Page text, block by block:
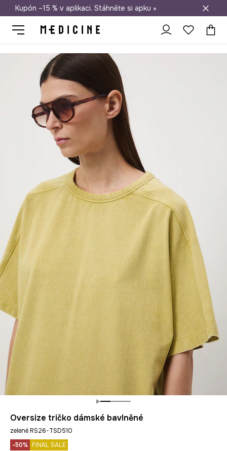
Doprava zdarma při nákupu nad 1 200 Kč
Kupón –15 % v aplikaci. Stáhněte si apku »
Oversize tričko dámské bavlněné
zelené RS26-TSD510
-50% FINAL SALE